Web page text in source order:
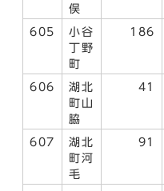
俣
605
小谷
丁野
町
186
606
湖北
町山
脇
41
607
湖北
町河
毛
91